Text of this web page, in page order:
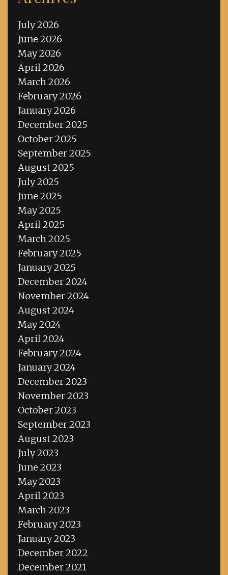
July 2026
June 2026
May 2026
April 2026
March 2026
February 2026
January 2026
December 2025
October 2025
September 2025
August 2025
July 2025
June 2025
May 2025
April 2025
March 2025
February 2025
January 2025
December 2024
November 2024
August 2024
May 2024
April 2024
February 2024
January 2024
December 2023
November 2023
October 2023
September 2023
August 2023
July 2023
June 2023
May 2023
April 2023
March 2023
February 2023
January 2023
December 2022
December 2021